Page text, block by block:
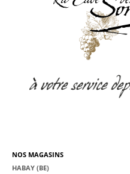
NOS MAGASINS
HABAY (BE)